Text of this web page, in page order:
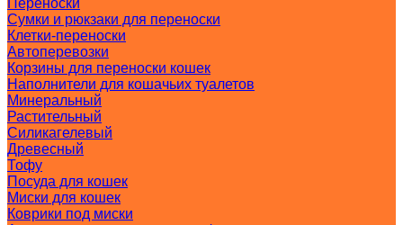
Переноски
Сумки и рюкзаки для переноски
Клетки-переноски
Автоперевозки
Корзины для переноски кошек
Наполнители для кошачьих туалетов
Минеральный
Растительный
Силикагелевый
Древесный
Тофу
Посуда для кошек
Миски для кошек
Коврики под миски